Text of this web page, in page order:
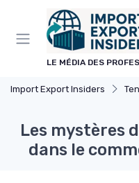
LE MÉDIA DES
Import Export Insiders
Les mystères
dans le
Panneau de gestion des